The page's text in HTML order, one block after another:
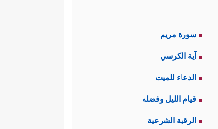
سورة مريم
آية الكرسي
الدعاء للميت
قيام الليل وفضله
الرقية الشرعية